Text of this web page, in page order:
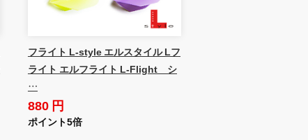
フライト L-style エルスタイル Lフ
ライト エルフライト L-Flight シ
…
880 円
ポイント5倍